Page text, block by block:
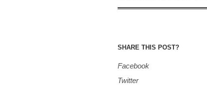
SHARE THIS POST?
Facebook
Twitter